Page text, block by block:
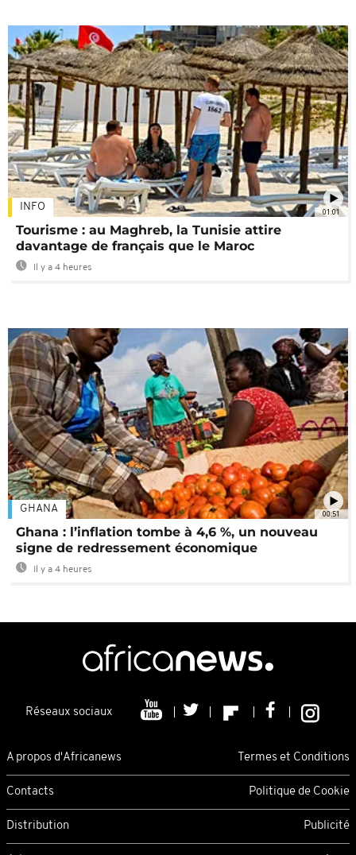
01:01
INFO
Tourisme : au Maghreb, la Tunisie attire
davantage de français que le Maroc
Il y a 4 heures
00:51
GHANA
Ghana : l’inflation tombe à 4,6 %, un nouveau
signe de redressement économique
Il y a 4 heures
Réseaux sociaux
A propos d'Africanews Termes et Conditions
Contacts Politique de Cookie
Distribution Publicité